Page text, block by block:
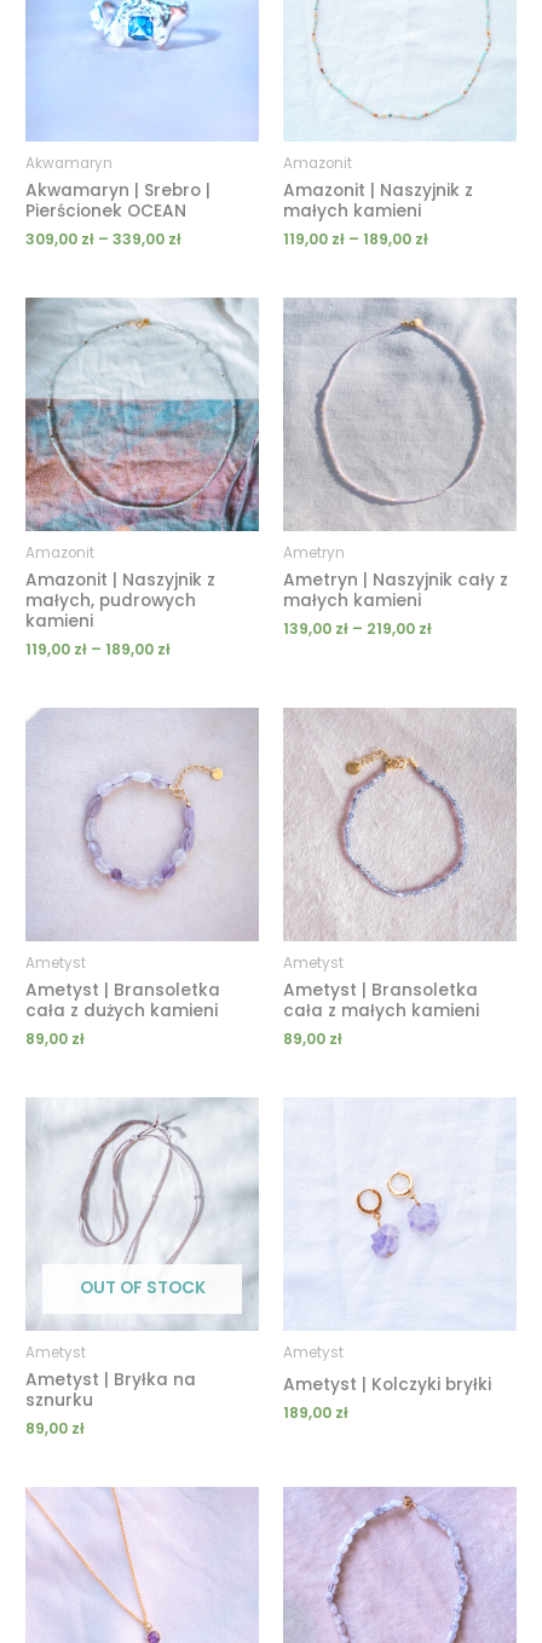
Akwamaryn
Akwamaryn | Srebro |
Pierścionek OCEAN
309,00 zł – 339,00 zł
339,00 zł
Amazonit
Amazonit | Naszyjnik z
małych kamieni
119,00 zł – 189,00 zł
189,00 zł
Amazonit
Amazonit | Naszyjnik z
małych, pudrowych
kamieni
119,00 zł – 189,00 zł
Zakres
cen:
od
119,00 zł
do
189,00 zł
Ametryn
Ametryn | Naszyjnik cały z
małych kamieni
139,00 zł – 219,00 zł
Zakres
cen:
od
139,00 zł
do
219,00 zł
Ametyst
Ametyst | Bransoletka
cała z dużych kamieni
89,00 zł
Ametyst
Ametyst | Bransoletka
cała z małych kamieni
89,00 zł
OUT OF STOCK
Ametyst
Ametyst | Bryłka na
sznurku
89,00 zł
Ametyst
Ametyst | Kolczyki bryłki
189,00 zł
Zakres
Zakres
cen:
od
109,00 zł
159,00 zł